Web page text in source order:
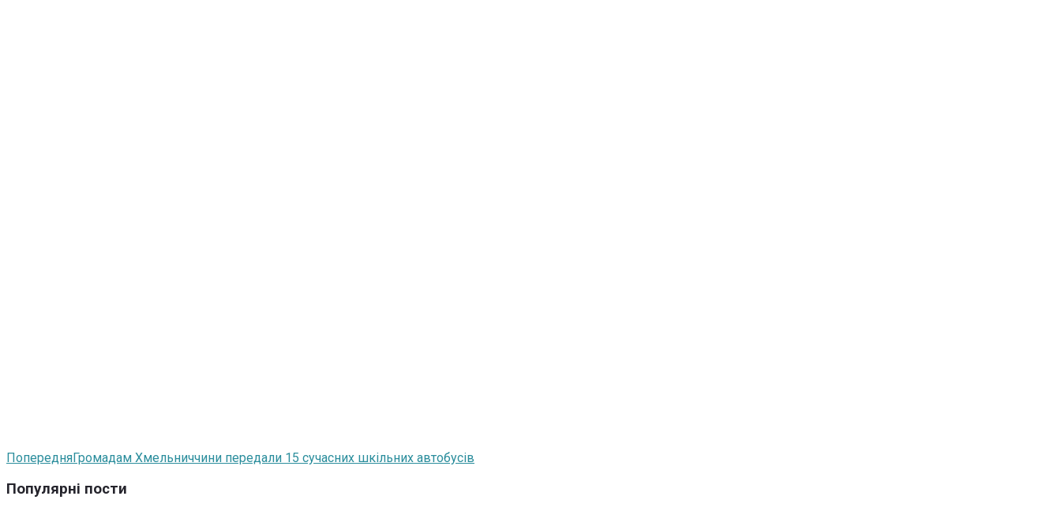
ПопередняГромадам Хмельниччини передали 15 сучасних шкільних автобусів
Популярні пости